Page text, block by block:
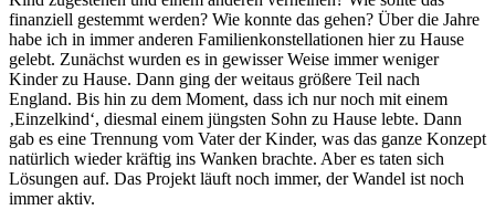
finanziell gestemmt werden? Wie konnte das gehen? Über die Jahre
habe ich in immer anderen Familienkonstellationen hier zu Hause
gelebt. Zunächst wurden es in gewisser Weise immer weniger
Kinder zu Hause. Dann ging der weitaus größere Teil nach
England. Bis hin zu dem Moment, dass ich nur noch mit einem
‚Einzelkind‘, diesmal einem jüngsten Sohn zu Hause lebte. Dann
gab es eine Trennung vom Vater der Kinder, was das ganze Konzept
natürlich wieder kräftig ins Wanken brachte. Aber es taten sich
Lösungen auf. Das Projekt läuft noch immer, der Wandel ist noch
immer aktiv.